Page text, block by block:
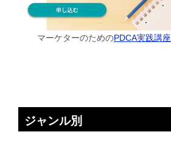
マーケターのためのPDCA実践講座
ジャンル別